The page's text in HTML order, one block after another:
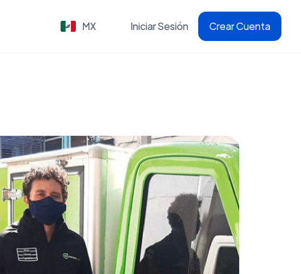
MX Iniciar Sesión Crear Cuenta